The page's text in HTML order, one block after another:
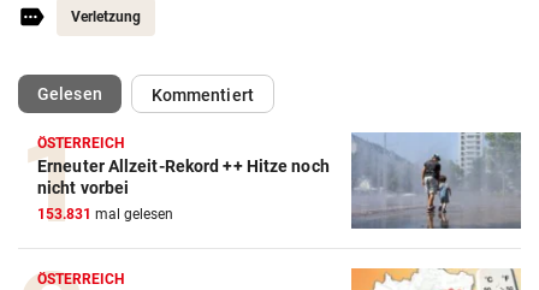
Verletzung
Gelesen(ausgewählt)Kommentiert
ÖSTERREICH
Erneuter Allzeit-Rekord ++ Hitze noch
nicht vorbei
153.831 mal gelesen
ÖSTERREICH